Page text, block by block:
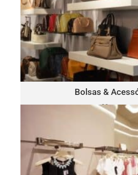
Bolsas &
30 peças
somente $52.00 por
BOLSAS &
Este lote pode incluir uma
Michael Kors, Coach, Ralph Lauren,
Hilfiger, Calvin Klein, DKNY, Marc
Burch, Guess e
Clique Aqui
VESTIDOS E TERNOS
Este lote pode incluir uma
Ralph